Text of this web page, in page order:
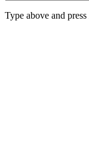
Type above and press